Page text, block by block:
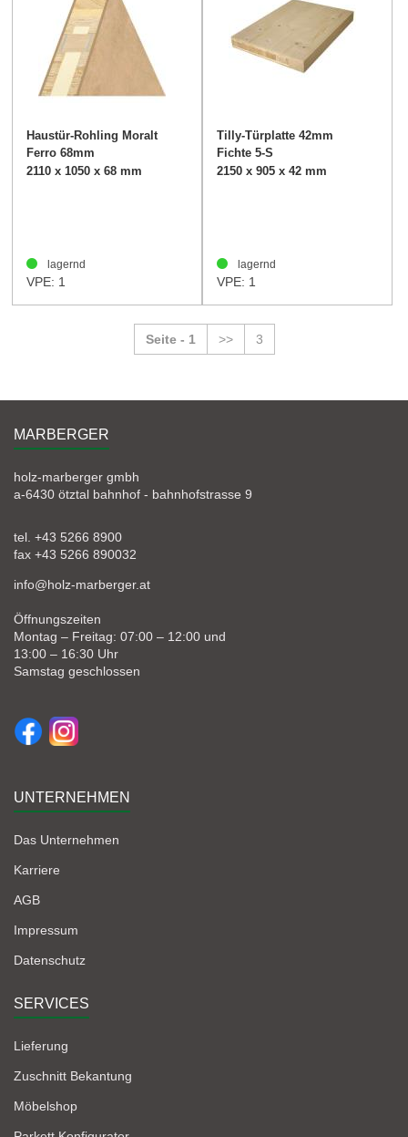
Haustür-Rohling Moralt
Ferro 68mm
2110 x 1050 x 68 mm
lagernd
VPE: 1
Tilly-Türplatte 42mm
Fichte 5-S
2150 x 905 x 42 mm
lagernd
VPE: 1
Seite - 1 >> 3
MARBERGER
holz-marberger gmbh
a-6430 ötztal bahnhof - bahnhofstrasse 9
tel. +43 5266 8900
fax +43 5266 890032
info@holz-marberger.at
Öffnungszeiten
Montag – Freitag: 07:00 – 12:00 und
13:00 – 16:30 Uhr
Samstag geschlossen
UNTERNEHMEN
Das Unternehmen
Karriere
AGB
Impressum
Datenschutz
SERVICES
Lieferung
Zuschnitt Bekantung
Möbelshop